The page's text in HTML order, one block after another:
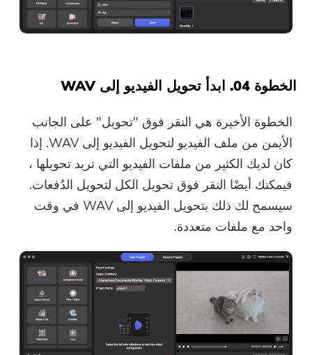
الخطوة 04. ابدأ تحويل الفيديو إلى WAV
الخطوة الأخيرة هي النقر فوق "تحويل" على الجانب
الأيمن من ملف الفيديو لتحويل الفيديو إلى WAV. إذا
كان لديك الكثير من ملفات الفيديو التي تريد تحويلها ،
فيمكنك أيضًا النقر فوق تحويل الكل لتحويل الدُفعات.
سيسمح لك ذلك بتحويل الفيديو إلى WAV في وقت
واحد مع ملفات متعددة.